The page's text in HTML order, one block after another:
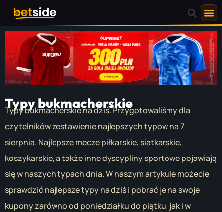
Typy bukmacherskie
Typy bukmacherskie na dziś. Przygotowaliśmy dla
czytelników zestawienie najlepszych typów na 7
sierpnia. Najlepsze mecze piłkarskie, siatkarskie,
koszykarskie, a także inne dyscypliny sportowe pojawiają
się w naszych typach dnia. W naszym artykule możecie
sprawdzić najlepsze typy na dziś i pobrać je na swoje
kupony zarówno od poniedziałku do piątku, jak i w